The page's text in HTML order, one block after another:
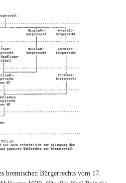
bremischen Bürgerrechts vom 17.